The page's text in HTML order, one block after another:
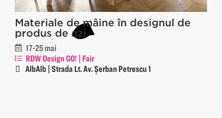
Materiale de mâine în designul de
produs de azi
17-25 mai
RDW Design GO! | Fair
AlbAlb | Strada Lt. Av. Șerban Petrescu 1